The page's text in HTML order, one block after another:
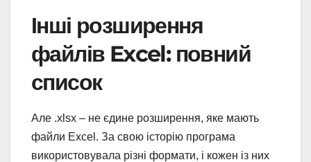
Інші розширення
файлів Excel: повний
список
Але .xlsx – не єдине розширення, яке мають
файли Excel. За свою історію програма
використовувала різні формати, і кожен із них